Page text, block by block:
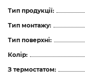
Тип продукції:
Тип монтажу:
Тип поверхні:
Колір:
З термостатом: